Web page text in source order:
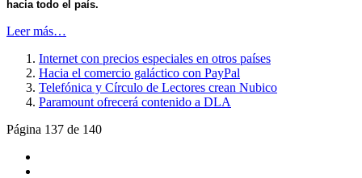
hacia todo el país.
Leer más…
Internet con precios especiales en otros países
Hacia el comercio galáctico con PayPal
Telefónica y Círculo de Lectores crean Nubico
Paramount ofrecerá contenido a DLA
Página 137 de 140